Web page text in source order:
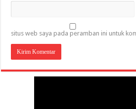
situs web saya pada peramban ini untuk